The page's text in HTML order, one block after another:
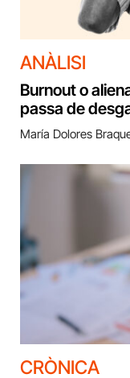
ANÀLISI
Burnout o
passa de
María Dolores
CRÒNICA